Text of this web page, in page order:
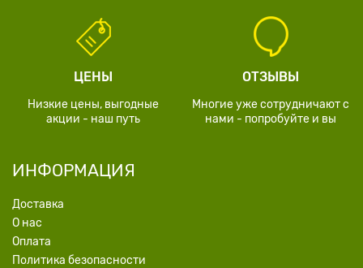
ЦЕНЫ
Низкие цены, выгодные
акции - наш путь
ОТЗЫВЫ
Многие уже сотрудничают с
нами - попробуйте и вы
ИНФОРМАЦИЯ
Доставка
О нас
Оплата
Политика безопасности